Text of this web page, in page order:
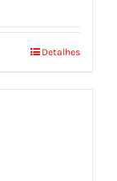
Detalhes